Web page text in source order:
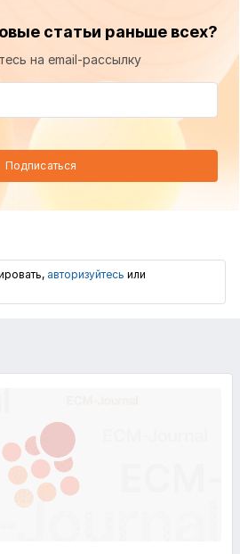
статьи раньше всех?
на email-рассылку
Подписаться
авторизуйтесь или